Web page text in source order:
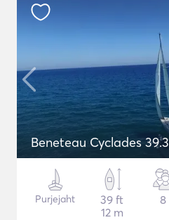
Beneteau Cyclades 39.3
Purjejaht
39 ft
12 m
8